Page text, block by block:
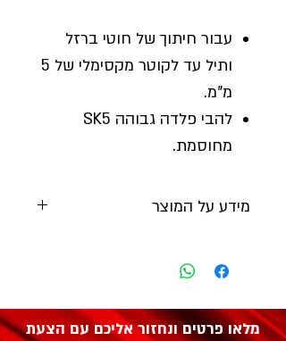
עבור חיתוך של חוטי ברזל
ותיל עד לקוטר מקסימלי של 5
מ"מ.
להבי פלדה גבוהה SK5
מחוסמת.
מידע על המוצר
מלאו פרטים ונחזור אליכם עם הצעת